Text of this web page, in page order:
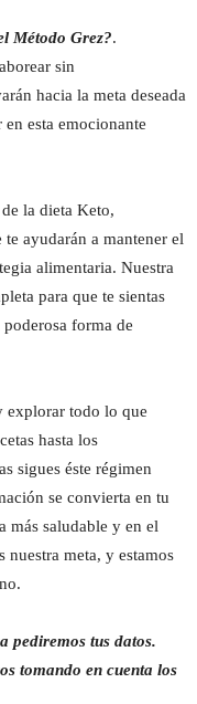
Método Grez?.
sin
hacia la meta deseada
esta emocionante
la dieta Keto,
ayudarán a mantener el
alimentaria. Nuestra
para que te sientas
forma de
explorar todo lo que
hasta los
sigues éste régimen
se convierta en tu
más saludable y en el
meta, y estamos
pediremos tus datos.
tomando en cuenta los